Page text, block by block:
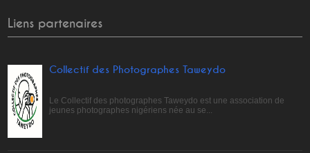
Liens partenaires
Collectif des Photographes Taweydo
Le Collectif des photographes Taweydo est une association de
jeunes photographes nigériens née au se...